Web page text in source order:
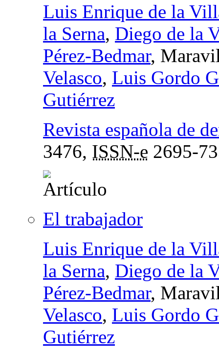
Luis Enrique de la
la Serna, Diego de la
Pérez-Bedmar,
Velasco, Luis Gordo
Gutiérrez
Revista española de
3476, ISSN-e 2695-
El trabajador
Luis Enrique de la
la Serna, Diego de la
Pérez-Bedmar,
Velasco, Luis Gordo
Gutiérrez